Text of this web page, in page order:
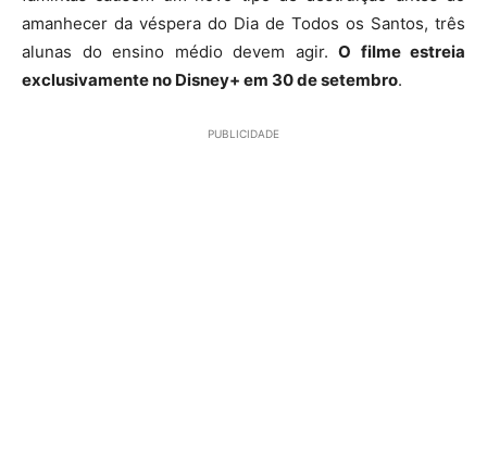
amanhecer da véspera do Dia de Todos os Santos, três
alunas do ensino médio devem agir. O filme estreia
exclusivamente no Disney+ em 30 de setembro.
PUBLICIDADE